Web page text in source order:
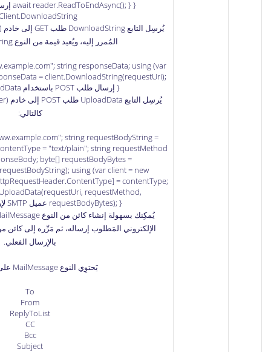
المُمرر إليه، ويُعيد قيمة من النوع string تُمثِل رد الخادم.
string responseData; using (var
= client.DownloadString(requestUri);
} إرسال طلب POST باستخدام WebClient.UploadData
كالتالي:
string requestBodyString =
= "text/plain"; string requestMethod
byte[] requestBodyBytes =
using (var client = new
= contentType;
requestMethod,
requestBodyBytes); } عميل SMTP لإرسال بريد إلكتروني
بالإرسال الفعلي.
يَحتوِي النوع MailMessage على الخاصيات:
To
From
ReplyToList
CC
Bcc
Subject